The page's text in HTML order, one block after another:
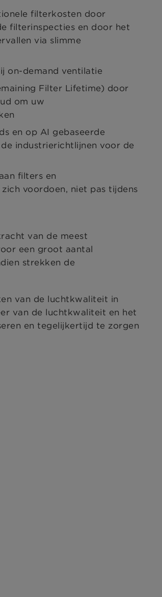
filterkosten door
filterinspecties en door het
via slimme
on-demand ventilatie
Filter Lifetime) door
om uw
en op AI gebaseerde
industrierichtlijnen voor de
filters en
voordoen, niet pas tijdens
van de meest
een groot aantal
strekken de
van de luchtkwaliteit in
van de luchtkwaliteit en het
en tegelijkertijd te zorgen